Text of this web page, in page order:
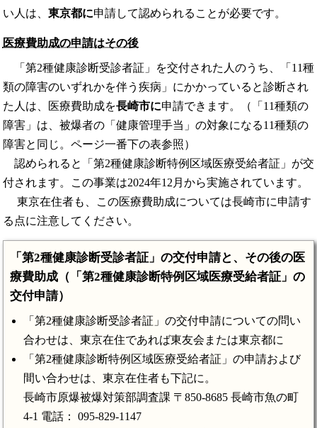
い人は、 東京都に申請して認められることが必要です。
医療費助成の申請はその後
「第2種健康診断受診者証」を交付された人のうち、「11種
類の障害のいずれかを伴う疾病」にかかっていると診断され
た人は、医療費助成を長崎市に申請できます。（「11種類の
障害」は、被爆者の「健康管理手当」の対象になる11種類の
障害と同じ。ページ一番下の表参照）
認められると「第2種健康診断特例区域医療受給者証」が交
付されます。この事業は2024年12月から実施されています。
東京在住者も、この医療費助成については長崎市に申請す
る点に注意してください。
「第2種健康診断受診者証」の交付申請と、その後の医
療費助成（「第2種健康診断特例区域医療受給者証」の
交付申請）
「第2種健康診断受診者証」の交付申請についての問い
合わせは、東京在住であれば東友会または東京都に
「第2種健康診断特例区域医療受給者証」の申請および
間い合わせは、東京在住者も下記に。
長崎市原爆被爆対策部調査課 〒850-8685 長崎市魚の町
4-1 電話： 095-829-1147